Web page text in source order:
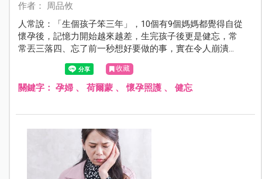
作者： 周品攸
人常說：「生個孩子笨三年」，10個有9個媽媽都覺得自從
懷孕後，記憶力開始越來越差，生完孩子後更是健忘，常
常丟三落四、忘了前一秒想好要做的事，實在令人崩潰…
收藏
關鍵字： 孕婦、 荷爾蒙、懷孕照護、 健忘